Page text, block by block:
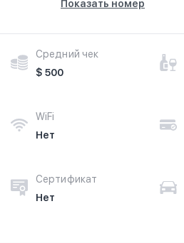
Показать номер
Средний чек
$ 500
WiFi
Нет
Сертификат
Нет